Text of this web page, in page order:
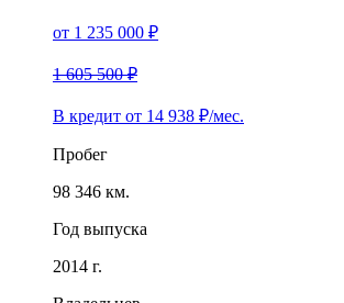
от 1 235 000 ₽
1 605 500 ₽
В кредит от 14 938 ₽/мес.
Пробег
98 346 км.
Год выпуска
2014 г.